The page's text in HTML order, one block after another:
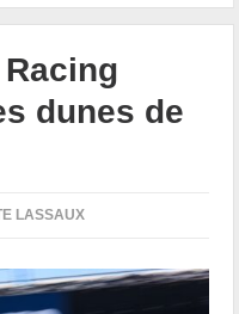
dunes de
LASSAUX